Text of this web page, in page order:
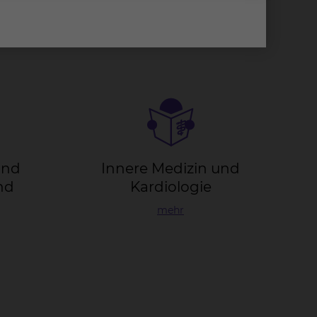
In­ne­re Me­di­zin und
Kar­dio­lo­gie
mehr